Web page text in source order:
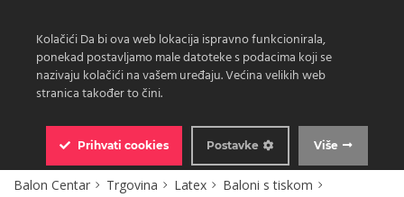
Balon Centar Trgovina Latex
Baloni s tiskom
Kolačići Da bi ova web lokacija ispravno funkcionirala,
ponekad postavljamo male datoteke s podacima koji se
nazivaju kolačići na vašem uređaju. Većina velikih web
stranica također to čini.
Prihvati cookies Više
Postavke